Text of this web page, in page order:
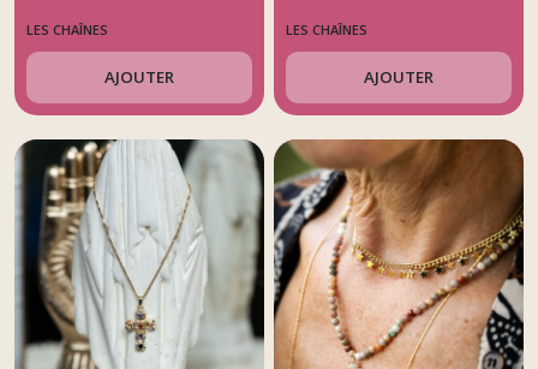
LES CHAÎNES
AJOUTER
LES CHAÎNES
AJOUTER